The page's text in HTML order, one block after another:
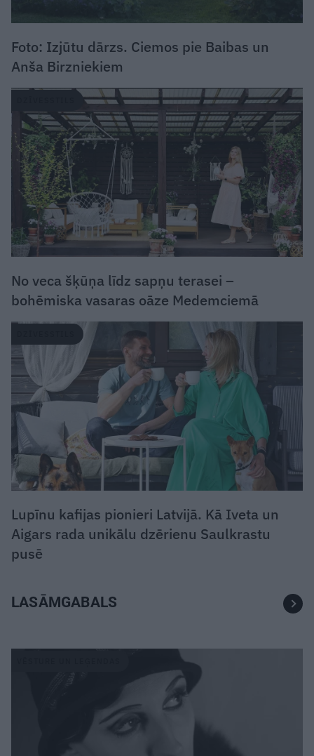
Foto: Izjūtu dārzs. Ciemos pie Baibas un
Anša Birzniekiem
No veca šķūņa līdz sapņu terasei –
bohēmiska vasaras oāze Medemciemā
Lupīnu kafijas pionieri Latvijā. Kā Iveta un
Aigars rada unikālu dzērienu Saulkrastu
pusē
LASĀMGABALS